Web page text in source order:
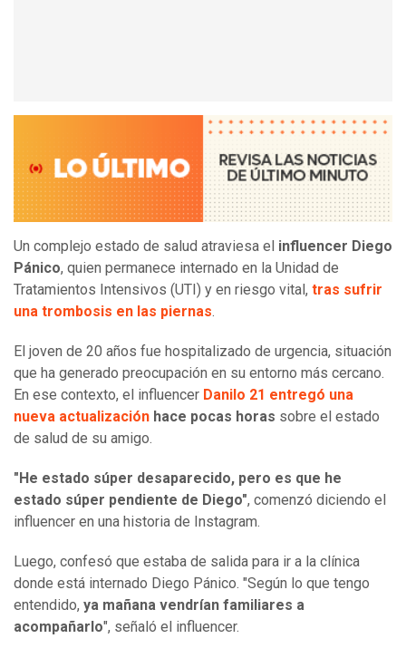
Un complejo estado de salud atraviesa el influencer Diego
Pánico, quien permanece internado en la Unidad de
Tratamientos Intensivos (UTI) y en riesgo vital, tras sufrir
una trombosis en las piernas.
El joven de 20 años fue hospitalizado de urgencia, situación
que ha generado preocupación en su entorno más cercano.
En ese contexto, el influencer Danilo 21 entregó una
nueva actualización hace pocas horas sobre el estado
de salud de su amigo.
"He estado súper desaparecido, pero es que he
estado súper pendiente de Diego", comenzó diciendo el
influencer en una historia de Instagram.
Luego, confesó que estaba de salida para ir a la clínica
donde está internado Diego Pánico. "Según lo que tengo
entendido, ya mañana vendrían familiares a
acompañarlo", señaló el influencer.